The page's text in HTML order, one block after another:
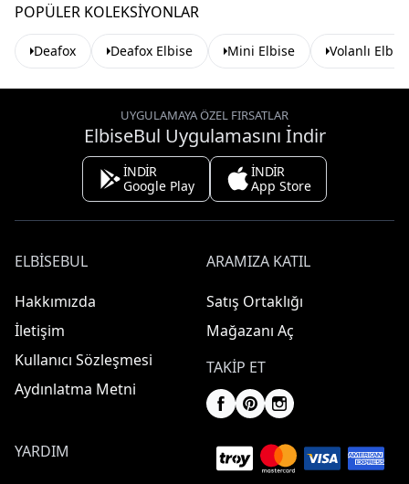
POPÜLER KOLEKSIYONLAR
Deafox Deafox Elbise Mini Elbise Volanlı
UYGULAMAYA ÖZEL FIRSATLAR
ElbiseBul Uygulamasını İndir
İNDİR
Google Play
İNDİR
App Store
ELBISEBUL
Hakkımızda
İletişim
Kullanıcı Sözleşmesi
Aydınlatma Metni
ARAMIZA KATIL
Satış Ortaklığı
Mağazanı Aç
TAKIP ET
YARDIM